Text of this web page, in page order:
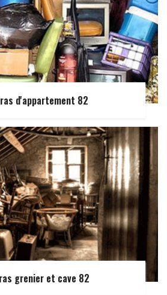
d'appartement 82
grenier et cave 82